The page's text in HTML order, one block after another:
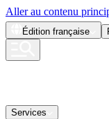
Aller au contenu
Édition française
Services